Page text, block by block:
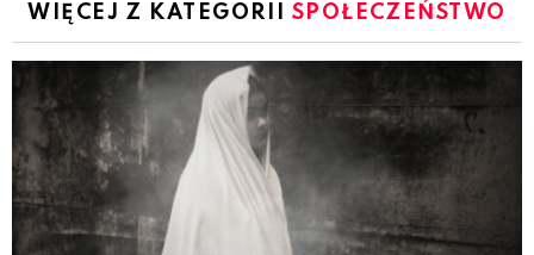
WIĘCEJ Z KATEGORII SPOŁECZEŃSTWO